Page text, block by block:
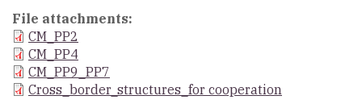
File attachments
CM_PP2
CM_PP4
CM_PP9_PP7
Cross_border_structures_for cooperation